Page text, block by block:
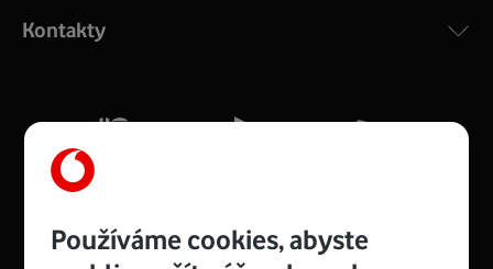
silný signál pro celou domácnost. Kompaktní rozměry 21
Více o COMPAL CH7465VF
Kontakty
Používáme cookies, abyste